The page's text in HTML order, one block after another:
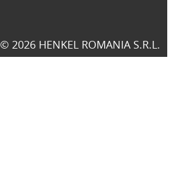
© 2026 HENKEL ROMANIA S.R.L.